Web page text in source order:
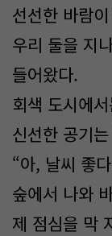
선선한 바람
우리 둘을 지
들어왔다.
회색 도시에
신선한 공기
“아, 날씨 좋
숲에서 나와
제 점심을 막